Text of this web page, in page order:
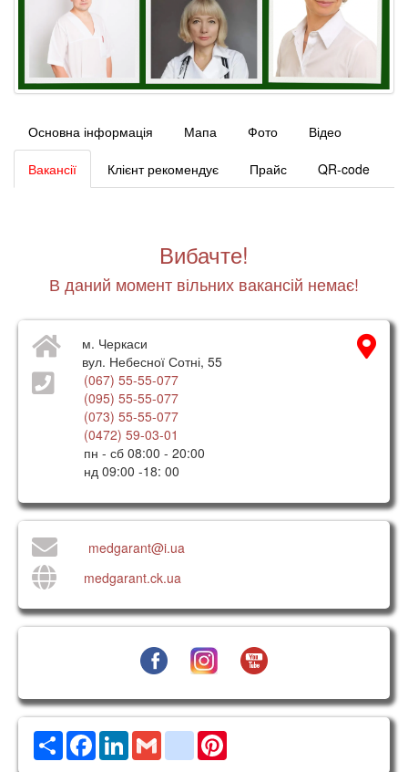
Основна інформація Мапа Фото Відео
Вакансії Клієнт рекомендує Прайс QR-code
Вибачте!
В даний момент вільних вакансій немає!
м. Черкаси
вул. Небесної Сотні, 55
(067) 55-55-077
(095) 55-55-077
(073) 55-55-077
(0472) 59-03-01
пн - сб 08:00 - 20:00
нд 09:00 -18: 00
medgarant@i.ua
medgarant.ck.ua
РесурсFacebook
LinkedInGmail google_bookmarks